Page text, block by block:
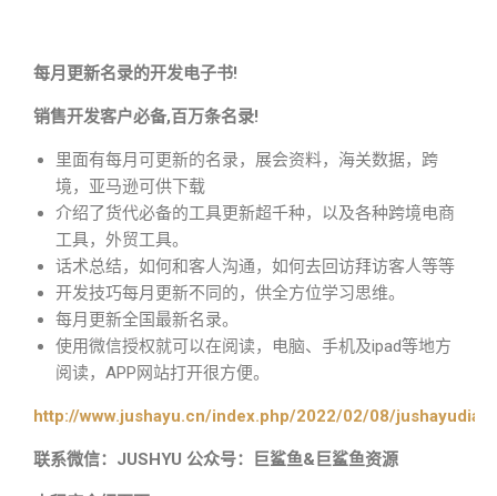
每月更新名录的开发电子书!
销售开发客户必备,百万条名录!
里面有每月可更新的名录，展会资料，海关数据，跨
境，亚马逊可供下载
介绍了货代必备的工具更新超千种，以及各种跨境电商
工具，外贸工具。
话术总结，如何和客人沟通，如何去回访拜访客人等等
开发技巧每月更新不同的，供全方位学习思维。
每月更新全国最新名录。
使用微信授权就可以在阅读，电脑、手机及ipad等地方
阅读，APP网站打开很方便。
http://www.jushayu.cn/index.php/2022/02/08/
联系微信：JUSHYU 公众号：巨鲨鱼&巨鲨鱼资源